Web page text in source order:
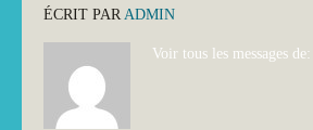
ÉCRIT PARADMIN
Voir tous les messages de: